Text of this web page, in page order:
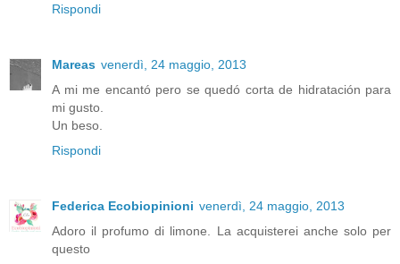
Rispondi
Mareas venerdì, 24 maggio, 2013
A mi me encantó pero se quedó corta de hidratación para
mi gusto.
Un beso.
Rispondi
Federica Ecobiopinioni venerdì, 24 maggio, 2013
Adoro il profumo di limone. La acquisterei anche solo per
questo